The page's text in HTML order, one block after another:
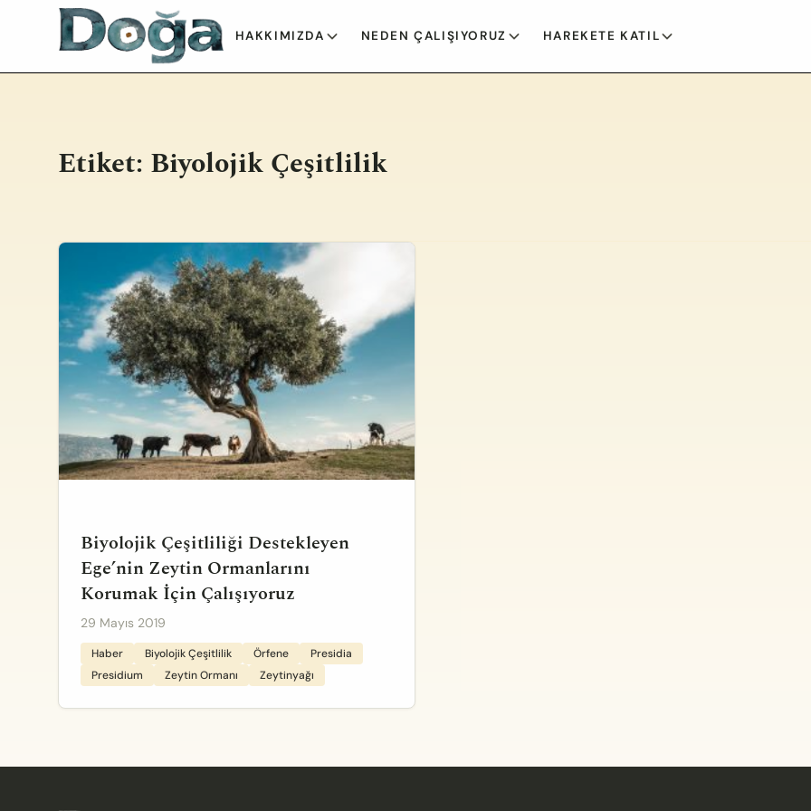
İçeriğe geç
HAKKIMIZDA NEDEN ÇALIŞIYORUZ HAREKETE KATIL
Etiket: Biyolojik Çeşitlilik
Biyolojik Çeşitliliği Destekleyen
Ege’nin Zeytin Ormanlarını
Korumak İçin Çalışıyoruz
29 Mayıs 2019
Haber Biyolojik Çeşitlilik Örfene
Presidia
Presidium
Zeytin Ormanı Zeytinyağı